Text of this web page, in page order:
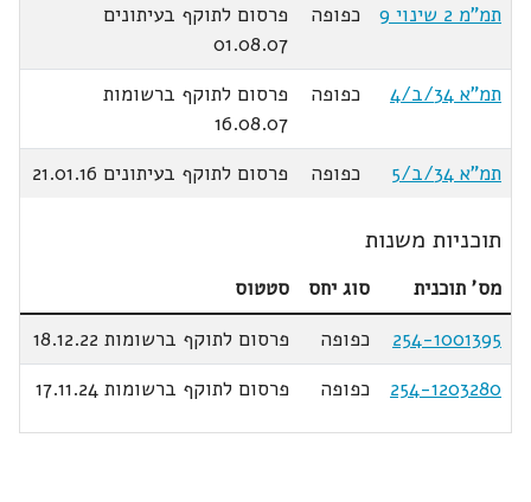
תמ"מ 2 שינוי 9
כפופה
פרסום לתוקף בעיתונים
01.08.07
תמ"א 34/ב/4
כפופה
פרסום לתוקף ברשומות
16.08.07
תמ"א 34/ב/5
כפופה פרסום לתוקף בעיתונים 21.01.16
תוכניות משנות
מס' תוכנית סוג יחס
סטטוס
254-1001395
כפופה
פרסום לתוקף ברשומות 18.12.22
254-1203280
כפופה פרסום לתוקף ברשומות 17.11.24